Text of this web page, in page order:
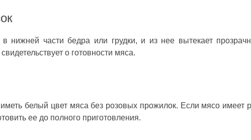
в нижней части бедра или грудки, и из нее вытекает
о готовности мяса.
белый цвет мяса без розовых прожилок. Если мясо имеет
ее до полного приготовления.